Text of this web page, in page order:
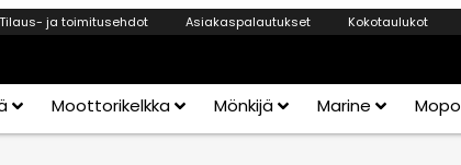
Tilaus- ja toimitusehdot Asiakaspalautukset Kokotaulukot
Moottorikelkka Mönkijä Marine Mopo